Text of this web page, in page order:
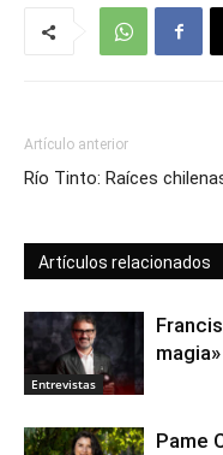
Artículo anterior
Río Tinto: Raíces
Artículos relacionados
Entrevistas
magia»
Pame